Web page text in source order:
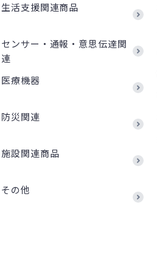
生活支援関連商品
センサー・通報・意思伝達関
連
医療機器
防災関連
施設関連商品
その他